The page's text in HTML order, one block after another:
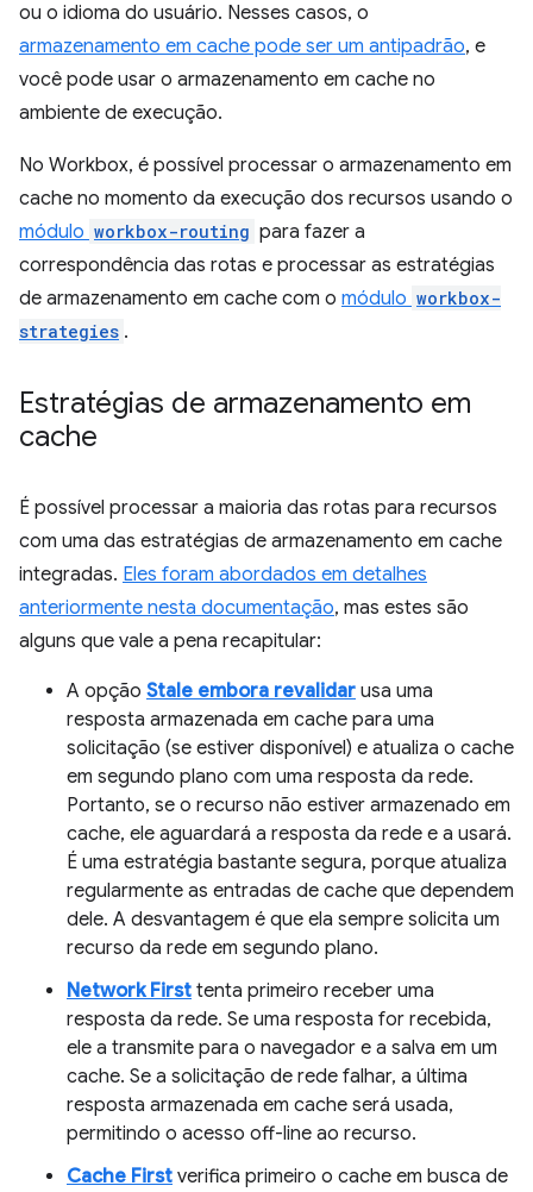
ou o idioma do usuário. Nesses casos, o
armazenamento em cache pode ser um antipadrão, e
você pode usar o armazenamento em cache no
ambiente de execução.
No Workbox, é possível processar o armazenamento em
cache no momento da execução dos recursos usando o
módulo workbox-routing para fazer a
correspondência das rotas e processar as estratégias
de armazenamento em cache com o módulo workbox-
strategies .
Estratégias de armazenamento em
cache
É possível processar a maioria das rotas para recursos
com uma das estratégias de armazenamento em cache
integradas. Eles foram abordados em detalhes
anteriormente nesta documentação, mas estes são
alguns que vale a pena recapitular:
A opção Stale embora revalidar usa uma
resposta armazenada em cache para uma
solicitação (se estiver disponível) e atualiza o cache
em segundo plano com uma resposta da rede.
Portanto, se o recurso não estiver armazenado em
cache, ele aguardará a resposta da rede e a usará.
É uma estratégia bastante segura, porque atualiza
regularmente as entradas de cache que dependem
dele. A desvantagem é que ela sempre solicita um
recurso da rede em segundo plano.
Network First tenta primeiro receber uma
resposta da rede. Se uma resposta for recebida,
ele a transmite para o navegador e a salva em um
cache. Se a solicitação de rede falhar, a última
resposta armazenada em cache será usada,
permitindo o acesso off-line ao recurso.
Cache First verifica primeiro o cache em busca de